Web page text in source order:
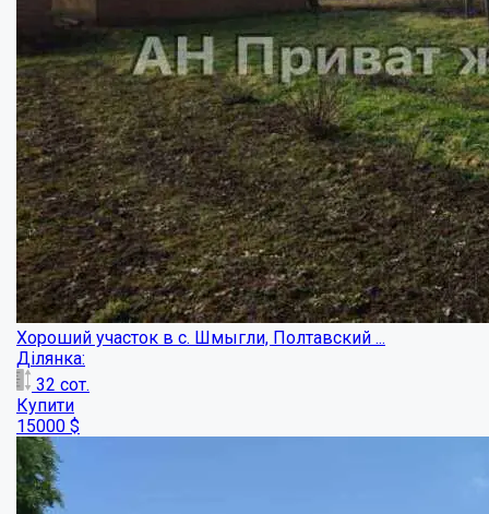
Земельна ділянка під забудову майже даро...
Ділянка:
15сот.
Купити
2600